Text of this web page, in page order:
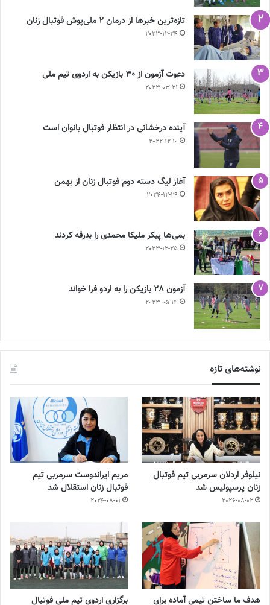
تازه‌ترین خبرها از درمان ۲ ملی‌پوش فوتبال زنان
2023-12-24
دعوت آزمون از 30 بازیکن به اردوی تیم ملی
2023-03-21
آینده درخشانی در انتظار فوتبال بانوان است
2022-12-10
آغاز لیگ دسته دوم فوتبال زنان از بهمن
2024-12-29
بمی‌ها پیکر ملیکا محمدی را بدرقه کردند
2023-12-25
آزمون 28 بازیکن را به اردو فرا خواند
2023-05-14
نوشته‌های تازه
نیلوفر اردلان سرمربی تیم فوتبال
زنان پرسپولیس شد
2026-08-02
مریم ایراندوست سرمربی تیم
فوتبال زنان استقلال شد
2026-08-01
هدف ما ساختن تیمی آماده برای
برگزاری اردوی تیم ملی فوتبال